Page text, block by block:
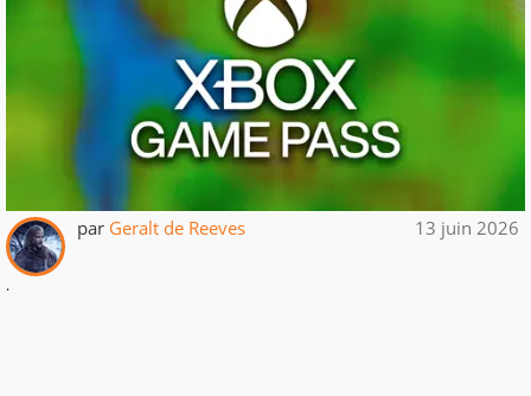
par Geralt de Reeves 13 juin 2026
.